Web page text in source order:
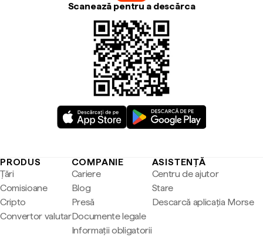
Scanează pentru a descărca
PRODUS
Țări
Comisioane
Cripto
Convertor valutar
COMPANIE
Cariere
Blog
Presă
Documente legale
Informații obligatorii
ASISTENȚĂ
Centru de ajutor
Stare
Descarcă aplicația Morse